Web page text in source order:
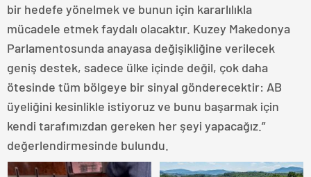
bir hedefe yönelmek ve bunun için kararlılıkla
mücadele etmek faydalı olacaktır. Kuzey Makedonya
Parlamentosunda anayasa değişikliğine verilecek
geniş destek, sadece ülke içinde değil, çok daha
ötesinde tüm bölgeye bir sinyal gönderecektir: AB
üyeliğini kesinlikle istiyoruz ve bunu başarmak için
kendi tarafımızdan gereken her şeyi yapacağız.”
değerlendirmesinde bulundu.